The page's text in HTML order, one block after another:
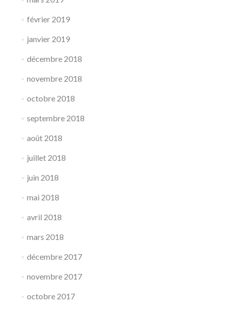
février 2019
janvier 2019
décembre 2018
novembre 2018
octobre 2018
septembre 2018
août 2018
juillet 2018
juin 2018
mai 2018
avril 2018
mars 2018
décembre 2017
novembre 2017
octobre 2017